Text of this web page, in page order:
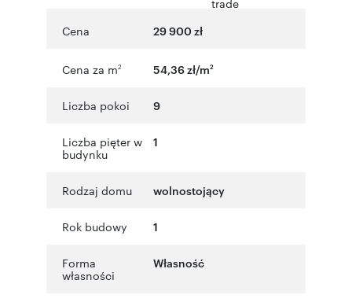
Cena 29 900 zł
Cena za m2 54,36 zł/m2
Liczba pokoi 9
Liczba pięter w
budynku
1
Rodzaj domu wolnostojący
Rok budowy 1
Forma
własności
Własność